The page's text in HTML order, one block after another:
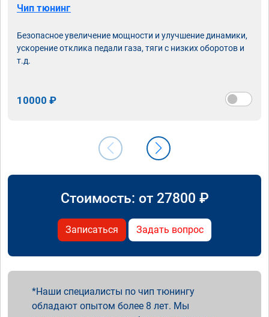
Чип тюнинг
Безопасное увеличение мощности и улучшение динамики,
ускорение отклика педали газа, тяги с низких оборотов и
т.д.
10000 ₽
Стоимость: от 27800 ₽
Записаться Задать вопрос
Наши специалисты по чип тюнингу
обладают опытом более 8 лет. Мы